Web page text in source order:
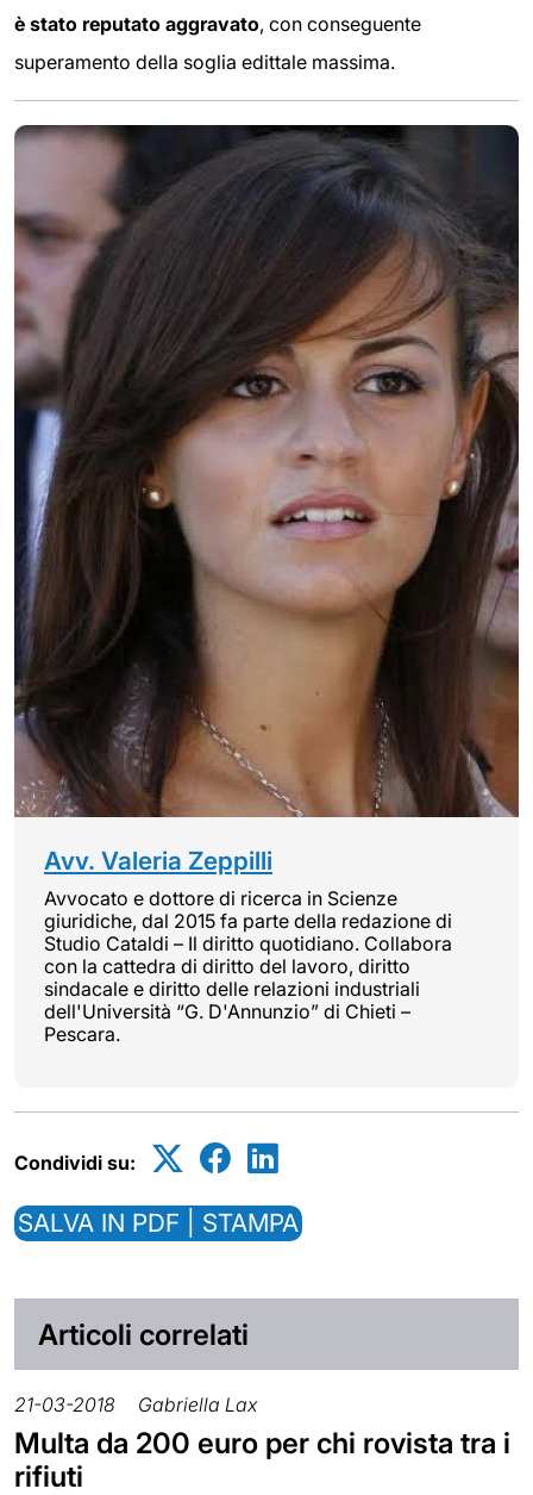
è stato reputato aggravato, con conseguente
superamento della soglia edittale massima.
Avv. Valeria Zeppilli
Avvocato e dottore di ricerca in Scienze
giuridiche, dal 2015 fa parte della redazione di
Studio Cataldi – Il diritto quotidiano. Collabora
con la cattedra di diritto del lavoro, diritto
sindacale e diritto delle relazioni industriali
dell'Università “G. D'Annunzio” di Chieti –
Pescara.
Condividi su:
SALVA IN PDF | STAMPA
Articoli correlati
21-03-2018 Gabriella Lax
Multa da 200 euro per chi rovista tra i
rifiuti